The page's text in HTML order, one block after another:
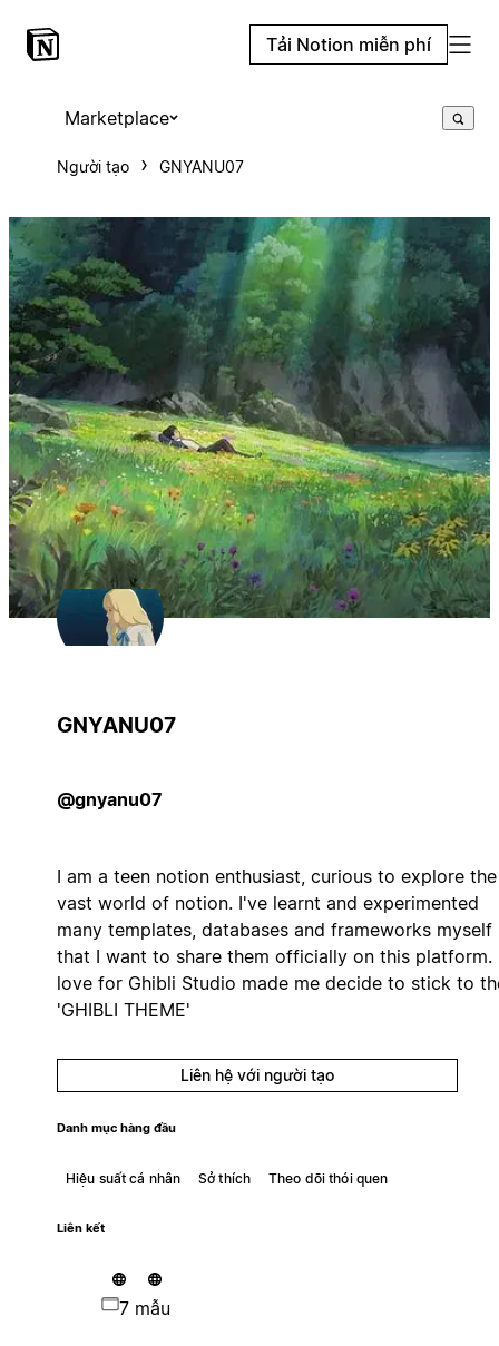
Tải Notion miễn phí
Marketplace
Người tạo GNYANU07
GNYANU07
@gnyanu07
I am a teen notion enthusiast, curious to explore the
vast world of notion. I've learnt and experimented
many templates, databases and frameworks myself
that I want to share them officially on this platform.
love for Ghibli Studio made me decide to stick to
'GHIBLI THEME'
Liên hệ với người tạo
Danh mục hàng đầu
Hiệu suất cá nhân Sở thích Theo dõi thói quen
Liên kết
7 mẫu